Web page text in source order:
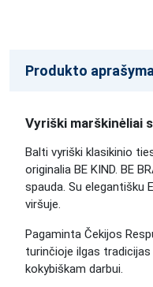
Produkto
Vyriški marškinėliai
Balti vyriški klasikinio
originalia BE KIND. BE
spauda. Su elegantišku
viršuje.
Pagaminta Čekijos
turinčioje ilgas
kokybiškam darbui.